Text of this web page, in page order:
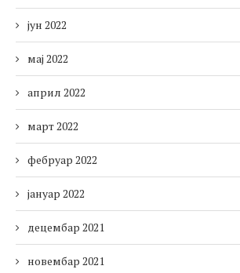
јун 2022
мај 2022
април 2022
март 2022
фебруар 2022
јануар 2022
децембар 2021
новембар 2021